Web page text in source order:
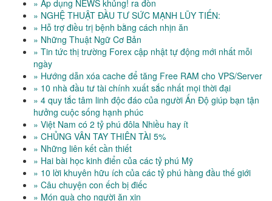
» Áp dụng NEWS khủng! ra đòn
» NGHỆ THUẬT ĐẦU TƯ SỨC MẠNH LŨY TIẾN:
» Hỗ trợ điều trị bệnh bằng cách nhịn ăn
» Những Thuật Ngữ Cơ Bản
» Tin tức thị trường Forex cập nhật tự động mới nhất mỗi
ngày
» Hướng dẫn xóa cache để tăng Free RAM cho VPS/Server
» 10 nhà đầu tư tài chính xuất sắc nhất mọi thời đại
» 4 quy tắc tâm linh độc đáo của người Ấn Độ giúp bạn tận
hưởng cuộc sống hạnh phúc
» Việt Nam có 2 tỷ phú đôla Nhiều hay ít
» CHỦNG VÂN TAY THIÊN TÀI 5%
» Những liên kết cần thiết
» Hai bài học kinh điển của các tỷ phú Mỹ
» 10 lời khuyên hữu ích của các tỷ phú hàng đầu thế giới
» Câu chuyện con ếch bị điếc
» Món quà cho người ăn xin